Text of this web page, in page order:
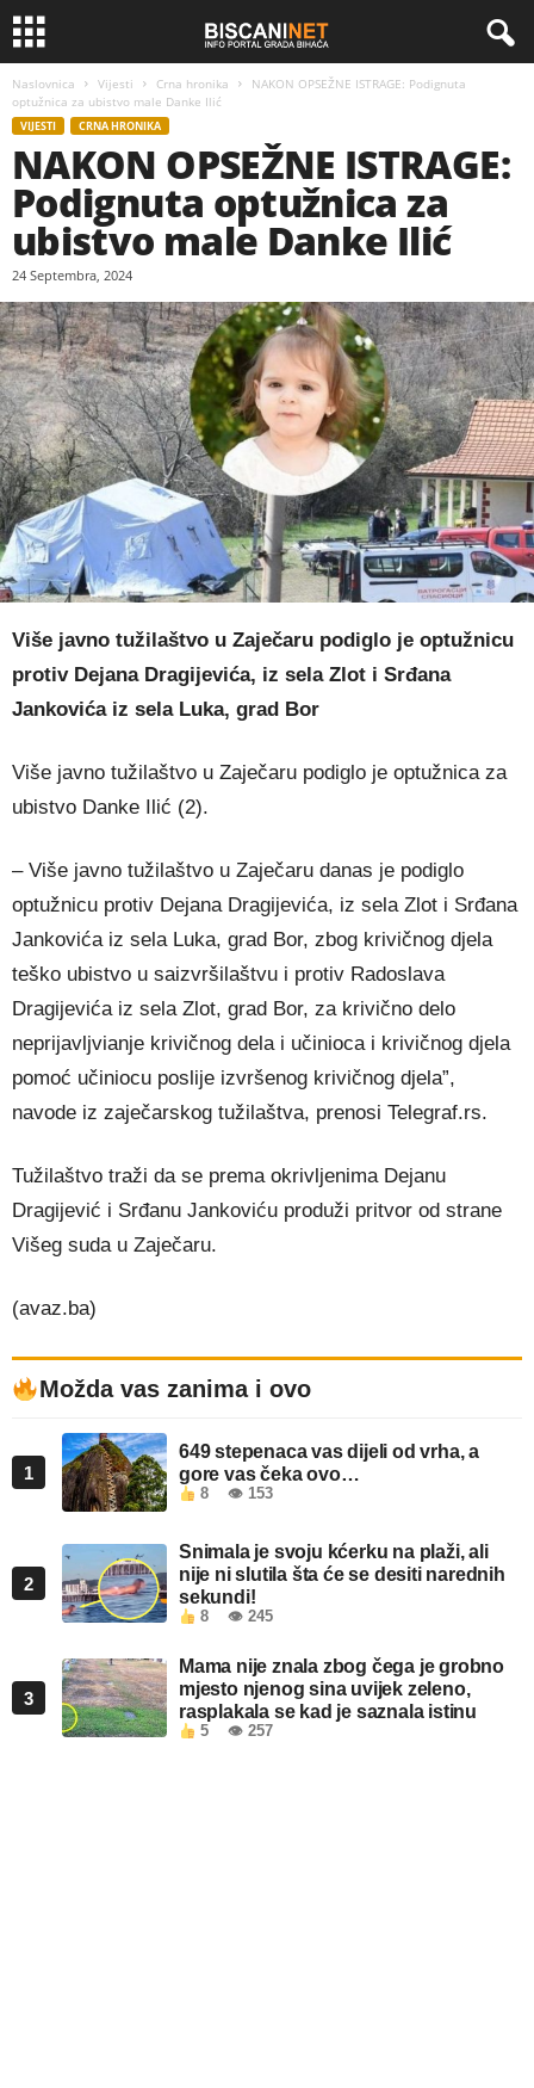
Naslovnica Vijesti Crna hronika
NAKON OPSEŽNE ISTRAGE: Podignuta
optužnica za ubistvo male Danke Ilić
VIJESTI CRNA HRONIKA
NAKON OPSEŽNE ISTRAGE:
Podignuta optužnica za
ubistvo male Danke Ilić
24 Septembra, 2024
Više javno tužilaštvo u Zaječaru podiglo je optužnicu
protiv Dejana Dragijevića, iz sela Zlot i Srđana
Jankovića iz sela Luka, grad Bor
Više javno tužilaštvo u Zaječaru podiglo je optužnica za
ubistvo Danke Ilić (2).
– Više javno tužilaštvo u Zaječaru danas je podiglo
optužnicu protiv Dejana Dragijevića, iz sela Zlot i Srđana
Jankovića iz sela Luka, grad Bor, zbog krivičnog djela
teško ubistvo u saizvršilaštvu i protiv Radoslava
Dragijevića iz sela Zlot, grad Bor, za krivično delo
neprijavljvianje krivičnog dela i učinioca i krivičnog djela
pomoć učiniocu poslije izvršenog krivičnog djela”,
navode iz zaječarskog tužilaštva, prenosi Telegraf.rs.
Tužilaštvo traži da se prema okrivljenima Dejanu
Dragijević i Srđanu Jankoviću produži pritvor od strane
Višeg suda u Zaječaru.
(avaz.ba)
Možda vas zanima i ovo
1
649 stepenaca vas dijeli od vrha, a
gore vas čeka ovo…
8 👁 153
2
Snimala je svoju kćerku na plaži, ali
nije ni slutila šta će se desiti narednih
sekundi!
8 👁 245
3
Mama nije znala zbog čega je grobno
mjesto njenog sina uvijek zeleno,
rasplakala se kad je saznala istinu
5 👁 257